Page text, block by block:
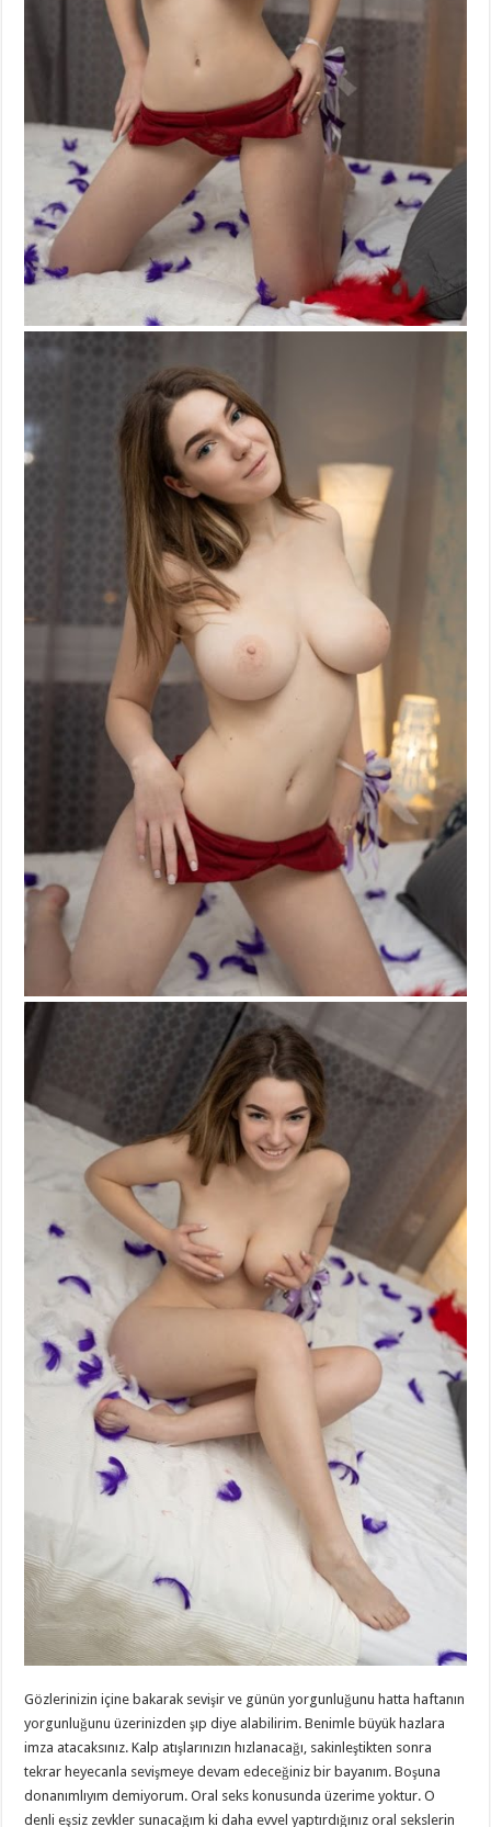
Gözlerinizin içine bakarak sevişir ve günün yorgunluğunu hatta haftanın
yorgunluğunu üzerinizden şıp diye alabilirim. Benimle büyük hazlara
imza atacaksınız. Kalp atışlarınızın hızlanacağı, sakinleştikten sonra
tekrar heyecanla sevişmeye devam edeceğiniz bir bayanım. Boşuna
donanımlıyım demiyorum. Oral seks konusunda üzerime yoktur. O
denli eşsiz zevkler sunacağım ki daha evvel yaptırdığınız oral sekslerin